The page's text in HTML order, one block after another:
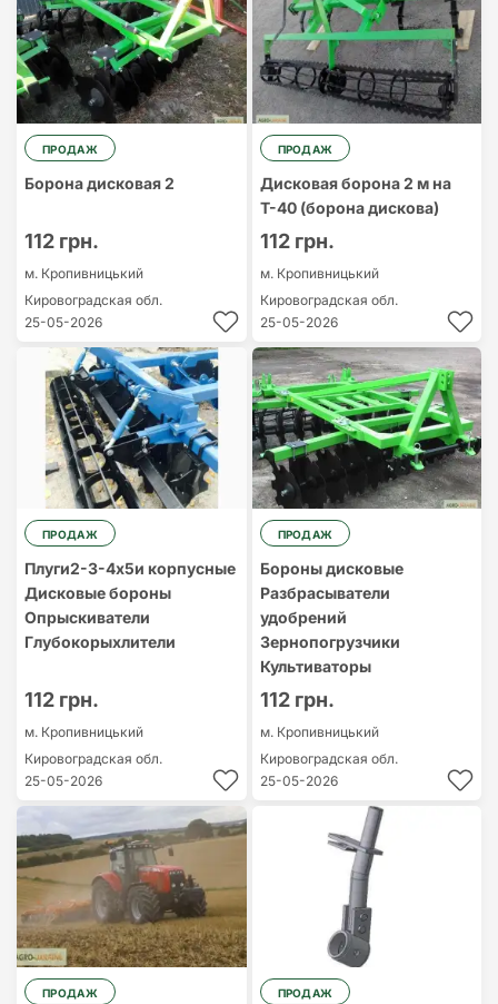
ПРОДАЖ
Борона дисковая 2
112 грн.
м. Кропивницький
Кировоградская обл.
25-05-2026
ПРОДАЖ
Дисковая борона 2 м на
Т-40 (борона дискова)
112 грн.
м. Кропивницький
Кировоградская обл.
25-05-2026
ПРОДАЖ
Плуги2-3-4х5и корпусные
Дисковые бороны
Опрыскиватели
Глубокорыхлители
112 грн.
м. Кропивницький
Кировоградская обл.
25-05-2026
ПРОДАЖ
Бороны дисковые
Разбрасыватели
удобрений
Зернопогрузчики
Культиваторы
112 грн.
м. Кропивницький
Кировоградская обл.
25-05-2026
ПРОДАЖ ПРОДАЖ